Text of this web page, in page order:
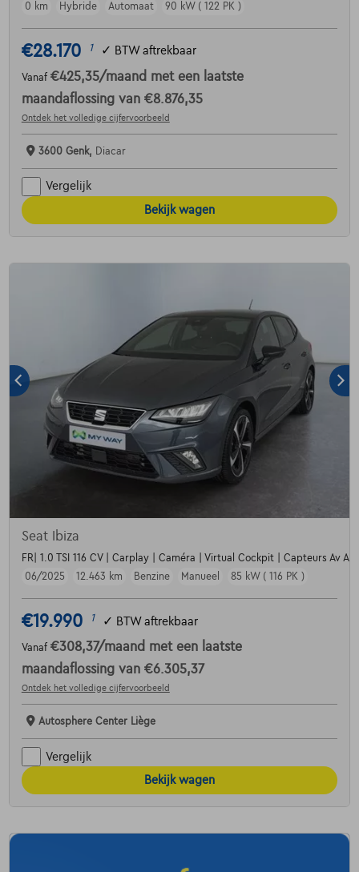
0 km
Hybride Automaat 90 kW ( 122 PK )
€28.170 1 ✓ BTW aftrekbaar
Vanaf €425,35/maand met een laatste
maandaflossing van €8.876,35
Ontdek het volledige cijfervoorbeeld
3600 Genk, Diacar
Vergelijk
Bekijk wagen
Seat Ibiza
FR| 1.0 TSI 116 CV | Carplay | Caméra | Virtual Cockpit | Capteurs Av Ar
06/2025
12.463 km Benzine Manueel 85 kW ( 116 PK )
€19.990 1 ✓ BTW aftrekbaar
Vanaf €308,37/maand met een laatste
maandaflossing van €6.305,37
Ontdek het volledige cijfervoorbeeld
Autosphere Center Liège
Vergelijk
Bekijk wagen